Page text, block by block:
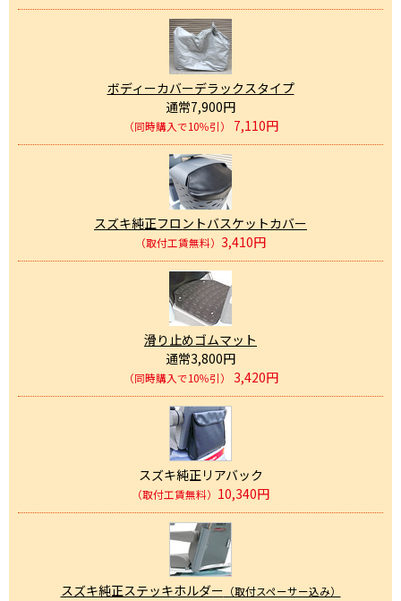
ボディーカバーデラックスタイプ
通常7,900円
（同時購入で10％引） 7,110円
スズキ純正フロントバスケットカバー
（取付工賃無料） 3,410円
滑り止めゴムマット
通常3,800円
（同時購入で10％引） 3,420円
スズキ純正リアバック
（取付工賃無料） 10,340円
スズキ純正ステッキホルダー （取付スペーサー込み）